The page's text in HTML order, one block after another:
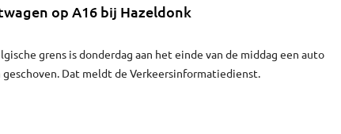
op A16 bij Hazeldonk
grens is donderdag aan het einde van de middag een auto
Dat meldt de Verkeersinformatiedienst.